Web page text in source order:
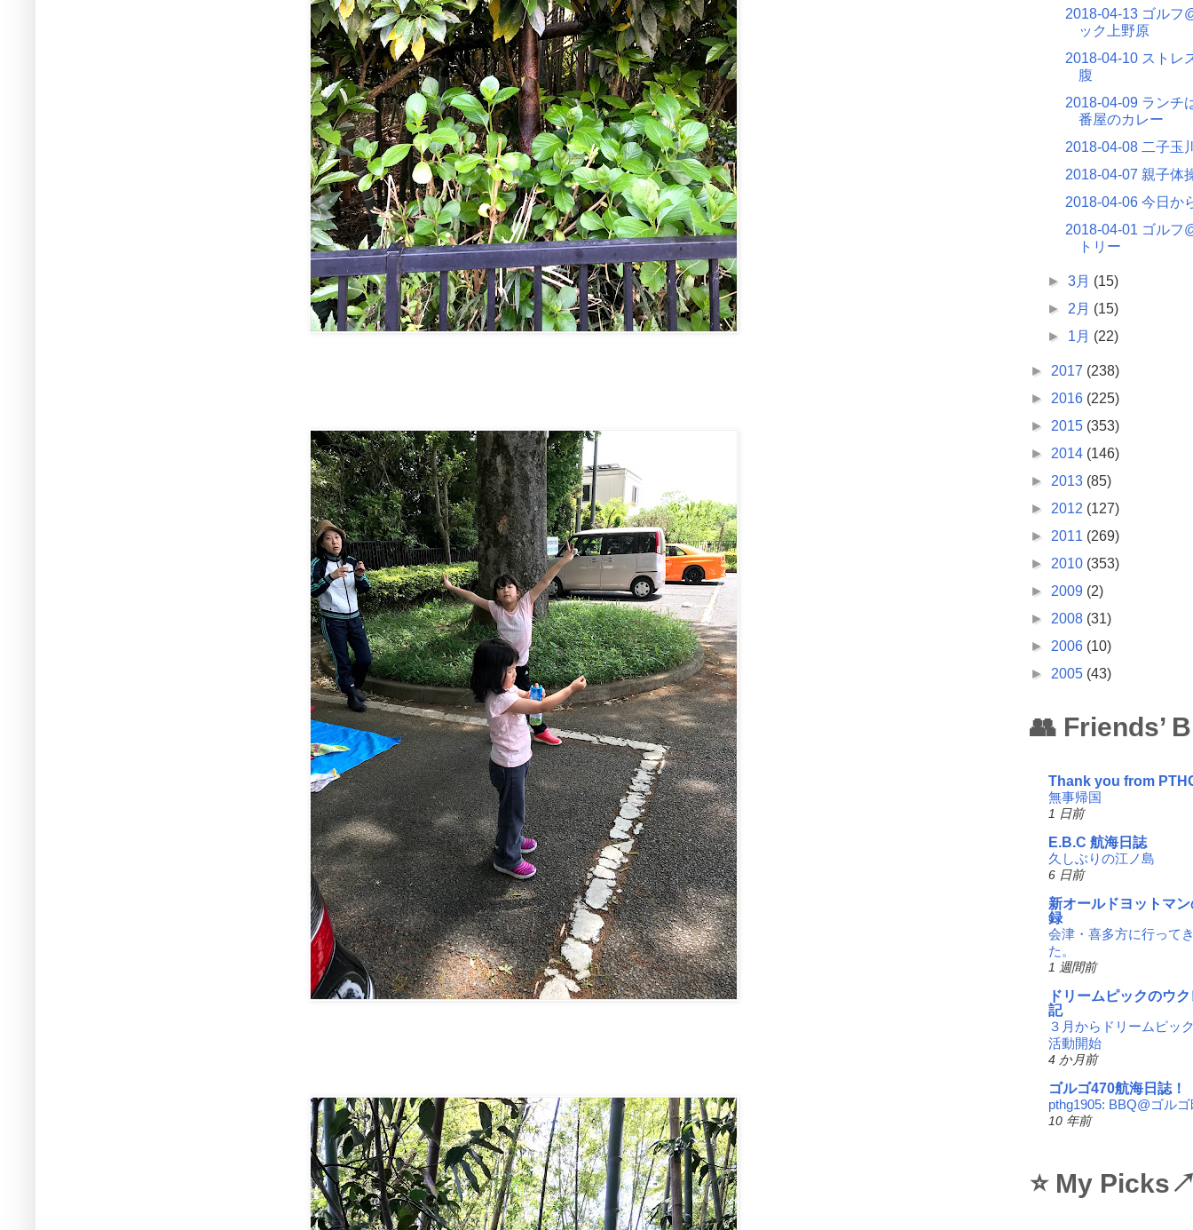
2018-04-13 ゴルフ
ック上野原
2018-04-10 ストレ
腹
2018-04-09 ランチ
番屋のカレー
2018-04-08 二子玉
2018-04-07 親子体
2018-04-06 今日か
2018-04-01 ゴルフ
トリー
►3月 (15)
► 2月 (15)
► 1月 (22)
► 2017 (238)
► 2016 (225)
► 2015 (353)
► 2014 (146)
► 2013 (85)
► 2012 (127)
► 2011 (269)
► 2010 (353)
► 2009 (2)
► 2008 (31)
► 2006 (10)
► 2005 (43)
👥 Friends’
Thank you from
無事帰国
1 日前
E.B.C 航海日誌
久しぶりの江ノ島
6 日前
新オールドヨットマ
録
会津・喜多方に行って
た。
1 週間前
ドリームピックのウ
記
３月からドリームピッ
活動開始
4 か月前
ゴルゴ470航海日誌！
pthg1905: BBQ@ゴル
10 年前
⭐ My